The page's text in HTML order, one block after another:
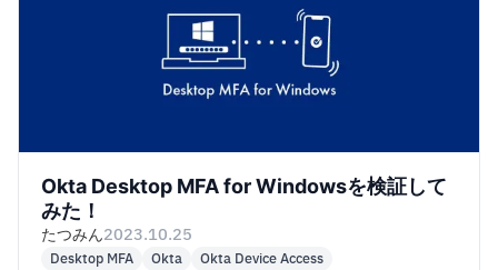
Okta Desktop MFA for Windowsを検証して
みた！
たつみん2023.10.25
Desktop MFA Okta Okta Device Access